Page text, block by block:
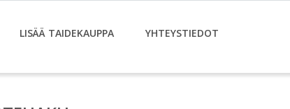
LISÄÄ TAIDEKAUPPA YHTEYSTIEDOT